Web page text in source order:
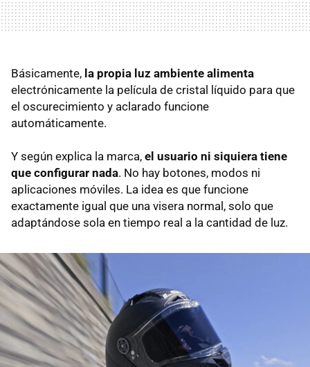
Básicamente, la propia luz ambiente alimenta
electrónicamente la película de cristal líquido para que
el oscurecimiento y aclarado funcione
automáticamente.
Y según explica la marca, el usuario ni siquiera tiene
que configurar nada. No hay botones, modos ni
aplicaciones móviles. La idea es que funcione
exactamente igual que una visera normal, solo que
adaptándose sola en tiempo real a la cantidad de luz.